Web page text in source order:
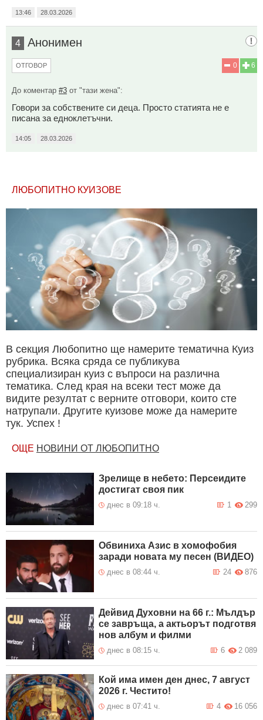
13:46 28.03.2026
4 Анонимен
6
0
ОТГОВОР
До коментар #3 от "тази жена":
Говори за собствените си деца. Просто статията не е
писана за едноклетъчни.
14:05 28.03.2026
ЛЮБОПИТНО КУИЗОВЕ
В секция Любопитно ще намерите тематична Куиз
рубрика. Всяка сряда се публикува
специализиран куиз с въпроси на различна
тематика. След края на всеки тест може да
видите резултат с верните отговори, които сте
натрупали. Другите куизове може да намерите
тук. Успех !
ОЩЕ НОВИНИ ОТ ЛЮБОПИТНО
Зрелище в небето: Персеидите
достигат своя пик
днес в 09:18 ч. 299
1
Обвиниха Азис в хомофобия
заради новата му песен (ВИДЕО)
днес в 08:44 ч. 876
24
Дейвид Духовни на 66 г.: Мълдър
се завръща, а актьорът подготвя
нов албум и филми
днес в 08:15 ч. 2 089
6
Кой има имен ден днес, 7 август
2026 г. Честито!
днес в 07:41 ч. 16 056
4